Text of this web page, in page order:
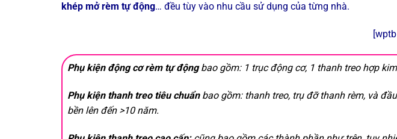
khép mở rèm tự động… đều tùy vào nhu cầu sử dụng của từng nhà.
Phụ kiện động cơ rèm tự độngbao gồm: 1 trục động cơ, 1 thanh treo hợp
Phụ kiện thanh treo tiêu chuẩnbao gồm: thanh treo, trụ đỡ thanh rèm, và
bền lên đến >10 năm.